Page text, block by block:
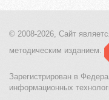
© 2008-2026, Сайт
методическим изданием.
Зарегистрирован в
информационных